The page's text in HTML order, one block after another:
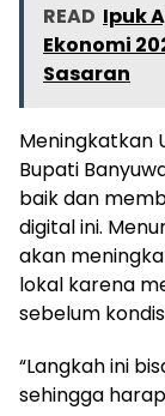
READ Ipuk
Ekonomi
Sasaran
Meningkatkan
Bupati
baik dan
digital ini.
akan
lokal karena
sebelum
“Langkah ini
sehingga